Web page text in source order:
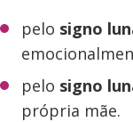
pelo signo
pelo signo
própria mãe.